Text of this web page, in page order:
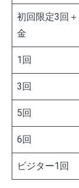
初回限定3回
金
1回
3回
5回
6回
ビジター1回